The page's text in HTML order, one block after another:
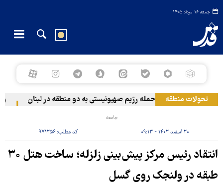
جمعه ۱۶ مرداد ۱۴۰۵
تحولات منطقه حمله رژیم صهیونیستی به دو منطقه در لبنان
جامعه
۲۰ اسفند ۱۴۰۲ - ۰۹:۱۳ کد مطلب:۹۷۱۲۵۶
انتقاد رئیس مرکز پیش‌بینی زلزله؛ ساخت هتل ۳۰
طبقه در ولنجک روی گسل